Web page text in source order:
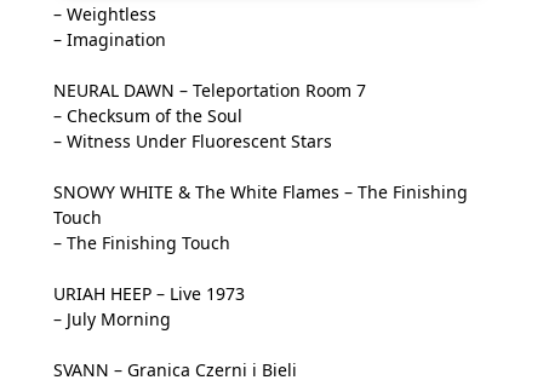
– Weightless
– Imagination
NEURAL DAWN – Teleportation Room 7
– Checksum of the Soul
– Witness Under Fluorescent Stars
SNOWY WHITE & The White Flames – The Finishing
Touch
– The Finishing Touch
URIAH HEEP – Live 1973
– July Morning
SVANN – Granica Czerni i Bieli